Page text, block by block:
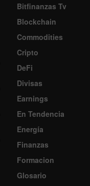
Bitfinanzas Tv
Blockchain
Commodities
Cripto
DeFi
Divisas
Earnings
En Tendencia
Energía
Finanzas
Formacion
Glosario